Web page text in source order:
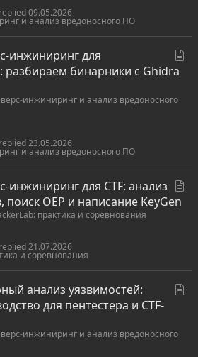
и анализ вредоносного ПО
09.05.2026
инжиниринг для
бинарники с Ghidra
инжиниринг и анализ вредоносного
и анализ вредоносного ПО
23.05.2026
инжиниринг для CTF: анализ
OEP и написание KeyGen
практика и соревнования
и соревнования
21.07.2026
анализ уязвимостей:
для пентестера и CTF-
инжиниринг и анализ вредоносного